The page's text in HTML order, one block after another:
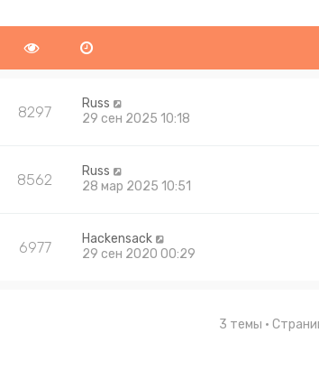
8297
Russ
29 сен 2025 10:18
8562
Russ
28 мар 2025 10:51
6977
Hackensack
29 сен 2020 00:29
3 темы •